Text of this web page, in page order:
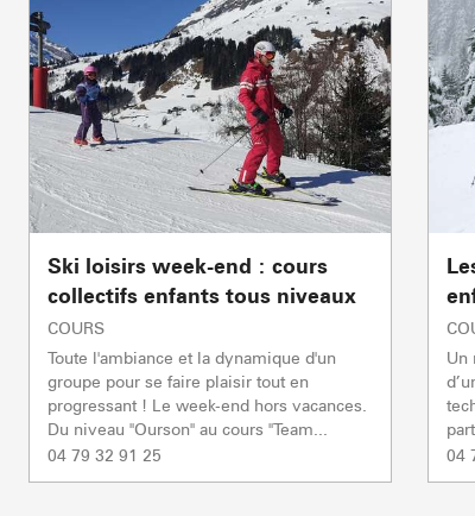
PRODUCTEURS & VENTE À LA FERME
TC BEAUREGARD En préparation TC JAILLET
TSF RAVINE
En préparation TSF TETE
CAISSE JAILLET(MEGEVE) Ouverte CAISSE LA
TC de la Logère En préparation
TSD Mont Rond En préparation
Flumet
0/1 Remontées mécaniques
TS des Evettes Fermée
Mise à jour : 05 août 2026 - 09:28
Ski loisirs week-end : cours
collectifs enfants tous niveaux
COURS
Toute l'ambiance et la dynamique d'un
groupe pour se faire plaisir tout en
progressant ! Le week-end hors vacances.
Du niveau "Ourson" au cours "Team...
04 79 32 91 25
Un
04